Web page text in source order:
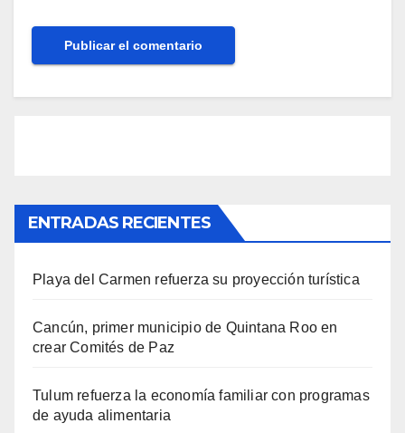
ENTRADAS RECIENTES
Playa del Carmen refuerza su proyección turística
Cancún, primer municipio de Quintana Roo en
crear Comités de Paz
Tulum refuerza la economía familiar con programas
de ayuda alimentaria